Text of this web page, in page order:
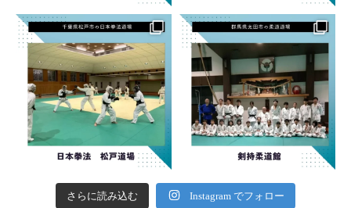
さらに読み込む Instagram でフォロー